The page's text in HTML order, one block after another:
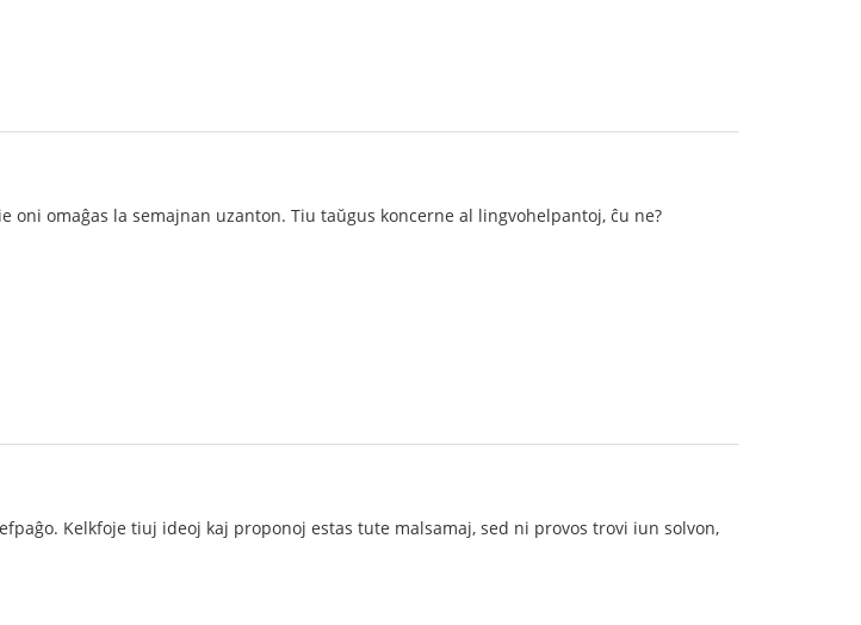
oni omaĝas la semajnan uzanton. Tiu taŭgus koncerne al lingvohelpantoj, ĉu ne?
Kelkfoje tiuj ideoj kaj proponoj estas tute malsamaj, sed ni provos trovi iun solvon,